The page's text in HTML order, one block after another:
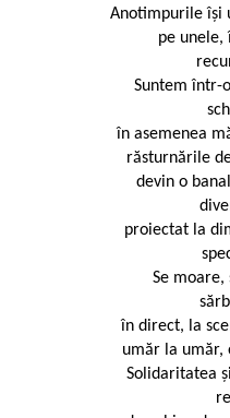
Anotimpurile își
pe unele,
Suntem într-
în asemenea
răsturnările
devin o
proiectat la
Se moare,
în direct, la
umăr la umăr,
Solidaritatea